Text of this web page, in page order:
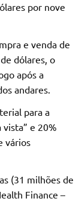
por nove
e venda de
dólares, o
após a
andares.
para a
e 20%
vários
(31 milhões de
Finance –